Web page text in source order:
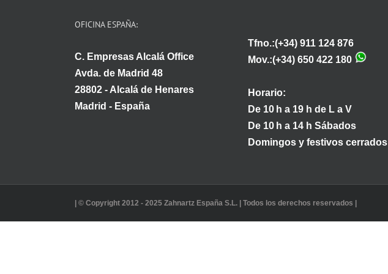
OFICINA ESPAÑA:
C. Empresas Alcalá Office
Avda. de Madrid 48
28802 - Alcalá de Henares
Madrid - España
Tfno.:(+34) 911 124 876
Mov.:(+34) 650 422 180
Horario:
De 10 h a 19 h de L a V
De 10 h a 14 h Sábados
Domingos y festivos cerrados
| © Copyright 2012 - 2025 Zahnartz España S.L. | Todos los derechos reservados |